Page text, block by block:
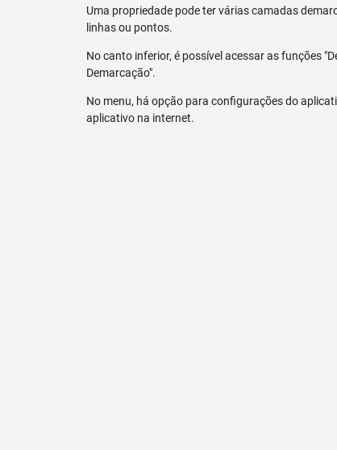
Uma propriedade pode ter várias camadas
linhas ou pontos.
No canto inferior, é possível acessar as funções
Demarcação".
No menu, há opção para configurações do
aplicativo na internet.